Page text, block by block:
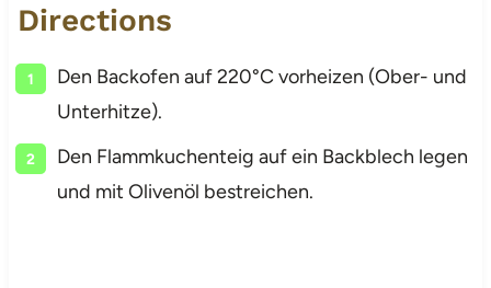
Directions
Den Backofen auf 220°C vorheizen (Ober- und
Unterhitze).
Den Flammkuchenteig auf ein Backblech legen
und mit Olivenöl bestreichen.